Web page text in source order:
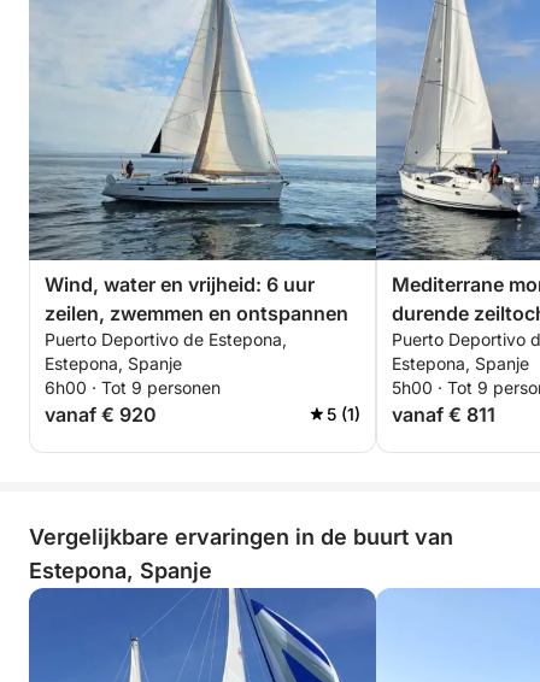
Wind, water en vrijheid: 6 uur
zeilen, zwemmen en ontspannen
Puerto Deportivo de Estepona,
Estepona, Spanje
6h00 · Tot 9 personen
vanaf € 920 5 (1)
Mediterrane
durende
Puerto Deportivo
Estepona, Spanje
5h00 · Tot 9
vanaf € 811
Vergelijkbare ervaringen in de buurt van
Estepona, Spanje